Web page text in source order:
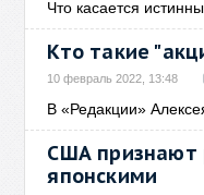
Что касается
Кто такие
10 февраль 2022, 13:48
В «Редакции»
США признают
японскими